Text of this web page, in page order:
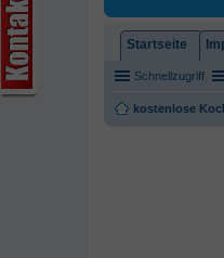
Startseite
Schnellzugriff
kostenlose